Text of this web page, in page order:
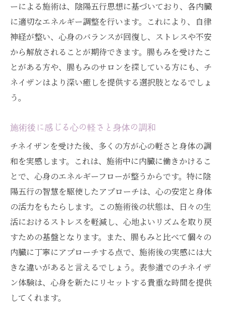
ーによる施術は、陰陽五行思想に基づいており、各内臓
に適切なエネルギー調整を行います。これにより、自律
神経が整い、心身のバランスが回復し、ストレスや不安
から解放されることが期待できます。腸もみを受けたこ
とがある方や、腸もみのサロンを探している方にも、チ
ネイザンはより深い癒しを提供する選択肢となるでしょ
う。
施術後に感じる心の軽さと身体の調和
チネイザンを受けた後、多くの方が心の軽さと身体の調
和を実感します。これは、施術中に内臓に働きかけるこ
とで、心身のエネルギーフローが整うからです。特に陰
陽五行の智慧を駆使したアプローチは、心の安定と身体
の活力をもたらします。この施術後の状態は、日々の生
活におけるストレスを軽減し、心地よいリズムを取り戻
すための基盤となります。また、腸もみと比べて個々の
内臓に丁寧にアプローチする点で、施術後の実感には大
きな違いがあると言えるでしょう。表参道でのチネイザ
ン体験は、心身を新たにリセットする貴重な時間を提供
してくれます。